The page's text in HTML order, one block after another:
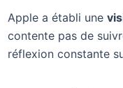
Apple a établi une
contente pas de
réflexion constante